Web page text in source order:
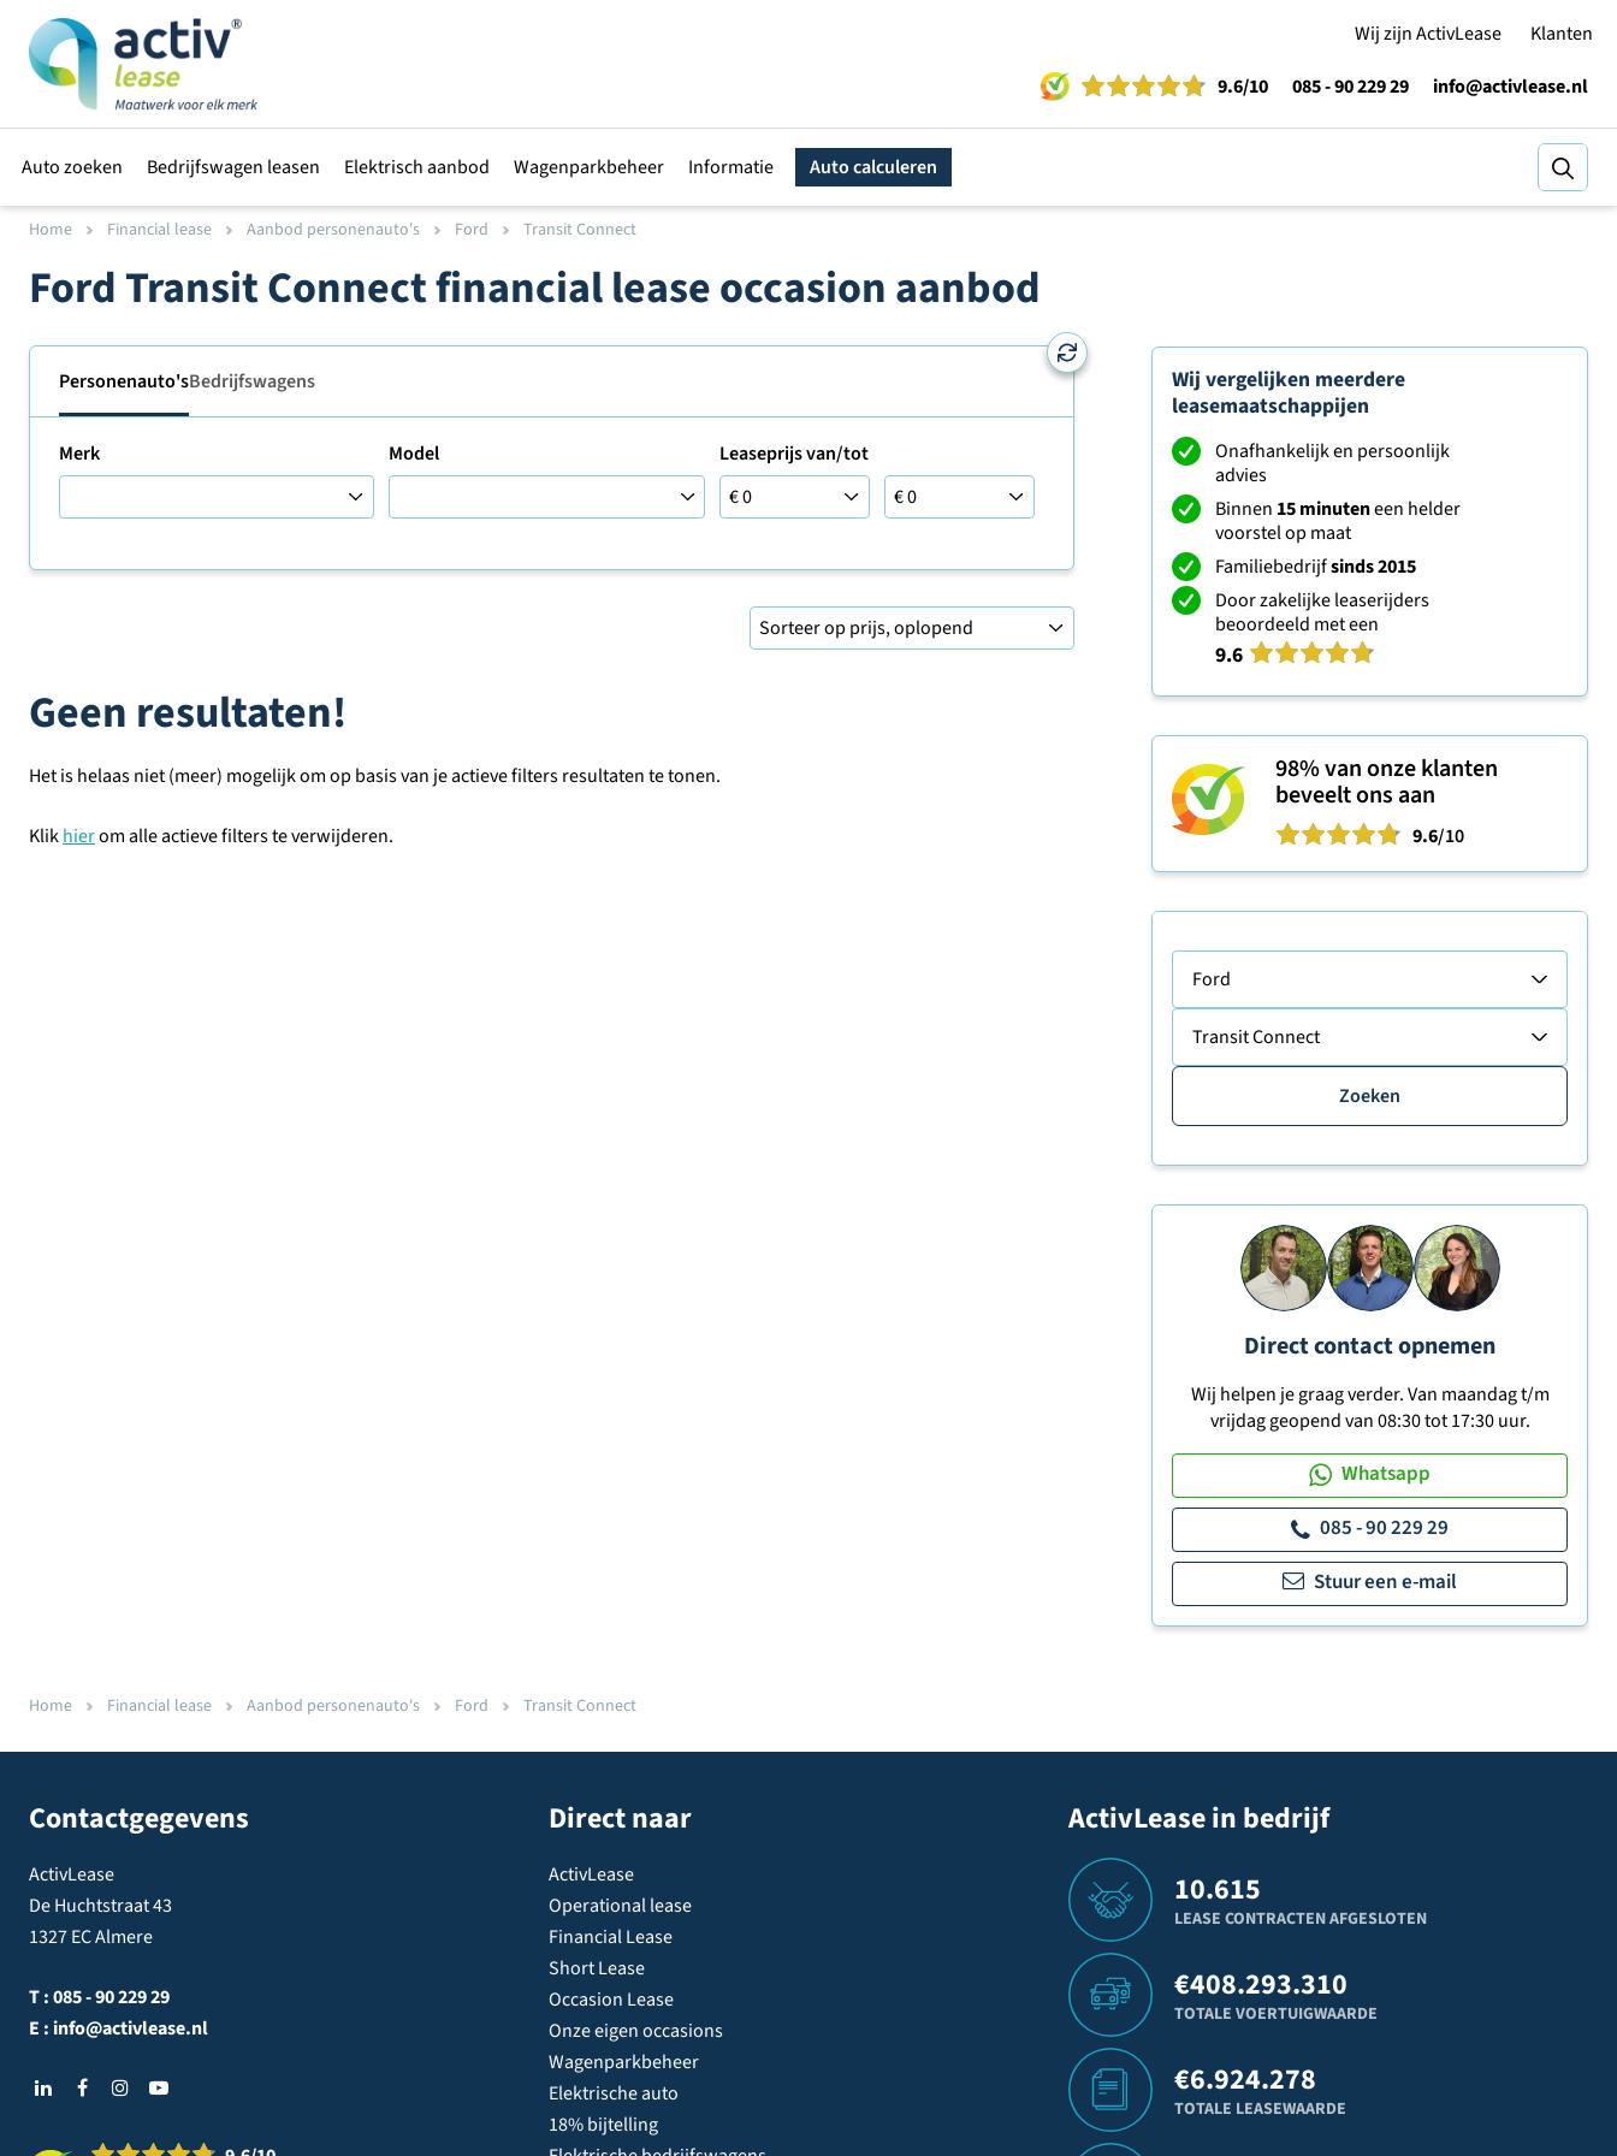
Wij zijn ActivLease
Klanten
9.6/10 085 - 90 229 29 info@activlease.nl
Auto zoeken Bedrijfswagen leasen Elektrisch aanbod Wagenparkbeheer Informatie Auto calculeren
Home Financial lease Aanbod personenauto's Ford Transit Connect
Ford Transit Connect financial lease occasion aanbod
Personenauto'sBedrijfswagens
Merk Model
Leaseprijs van/tot
Leaseprijs tot
Geen resultaten!
Het is helaas niet (meer) mogelijk om op basis van je actieve filters resultaten te tonen.
Klikhierom alle actieve filters te verwijderen.
Wij vergelijken meerdere
leasemaatschappijen
Onafhankelijk en persoonlijk
advies
Binnen 15 minuteneen helder
voorstel op maat
Familiebedrijfsinds 2015
Door zakelijke leaserijders
beoordeeld met een
9.6
98%van onze klanten
beveelt ons aan
9.6/10
Ford
Transit Connect
Zoeken
Direct contact opnemen
Wij helpen je graag verder. Van maandag t/m
vrijdag geopend van 08:30 tot 17:30 uur.
Whatsapp
085 - 90 229 29
Stuur een e-mail
Home Financial lease Aanbod personenauto's Ford Transit Connect
Contactgegevens
ActivLease
De Huchtstraat 43
1327 EC Almere
T :085 - 90 229 29
E : info@activlease.nl
Direct naar
ActivLease
Operational lease
Financial Lease
Short Lease
Occasion Lease
Onze eigen occasions
Wagenparkbeheer
Elektrische auto
18% bijtelling
ActivLease in bedrijf
10.615
LEASE CONTRACTEN AFGESLOTEN
€408.293.310
TOTALE VOERTUIGWAARDE
€6.924.278
TOTALE LEASEWAARDE